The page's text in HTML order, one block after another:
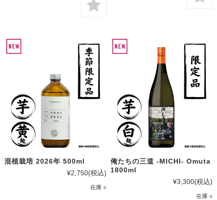
混植栽培 2026年 500ml
¥2,750(税込)
在庫 ○
俺たちの三道 -MICHI- Omuta
1800ml
¥3,300(税込)
在庫 ○